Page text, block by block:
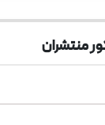
منتشران